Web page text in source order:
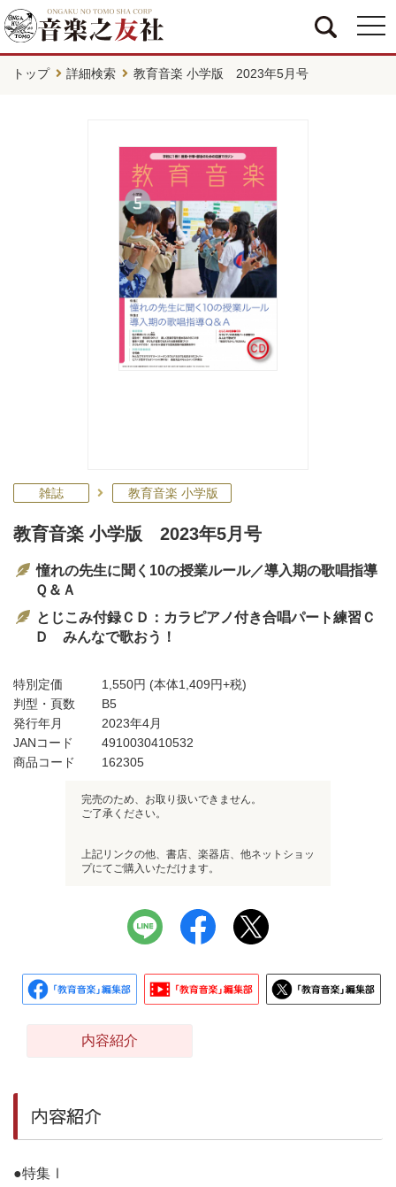
トップ 詳細検索 教育音楽 小学版 2023年5月号
雑誌 教育音楽 小学版
教育音楽 小学版 2023年5月号
憧れの先生に聞く10の授業ルール／導入期の歌唱指導
Ｑ＆Ａ
とじこみ付録ＣＤ：カラピアノ付き合唱パート練習Ｃ
Ｄ みんなで歌おう！
特別定価 1,550円 (本体1,409円+税)
判型・頁数
B5
発行年月
2023年4月
JANコード
4910030410532
商品コード
162305
完売のため、お取り扱いできません。
ご了承ください。
上記リンクの他、書店、楽器店、他ネットショッ
プにてご購入いただけます。
内容紹介
内容紹介
●特集Ⅰ